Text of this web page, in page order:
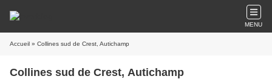
MENU
Accueil » Collines sud de Crest, Autichamp
Collines sud de Crest, Autichamp